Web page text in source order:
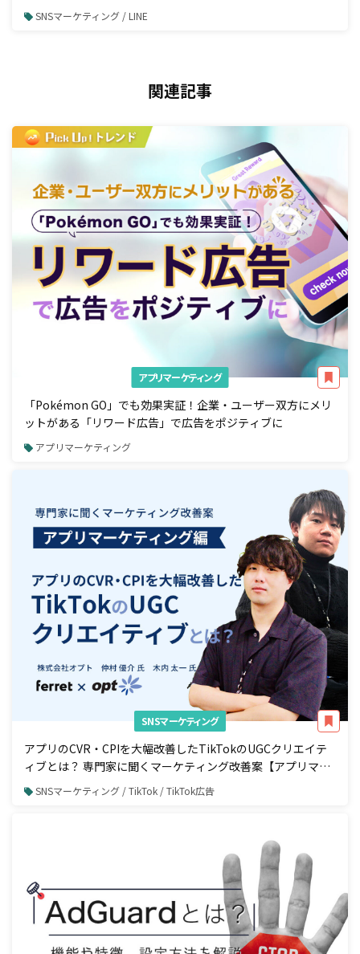
SNSマーケティング / LINE
関連記事
アプリマーケティング
「Pokémon GO」でも効果実証！企業・ユーザー双方にメリ
ットがある「リワード広告」で広告をポジティブに
アプリマーケティング
SNSマーケティング
アプリのCVR・CPIを大幅改善したTikTokのUGCクリエイテ
ィブとは？ 専門家に聞くマーケティング改善案【アプリマー
ケティング編】
SNSマーケティング / TikTok / TikTok広告